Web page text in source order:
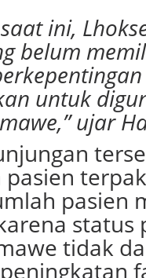
ini,
belum
untuk
ujar
pasien
pasien
status
tidak